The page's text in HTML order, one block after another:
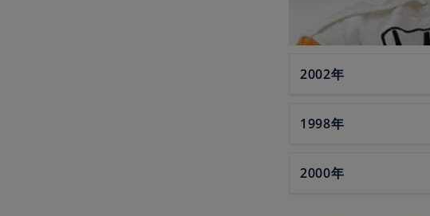
2002年
1998年
2000年